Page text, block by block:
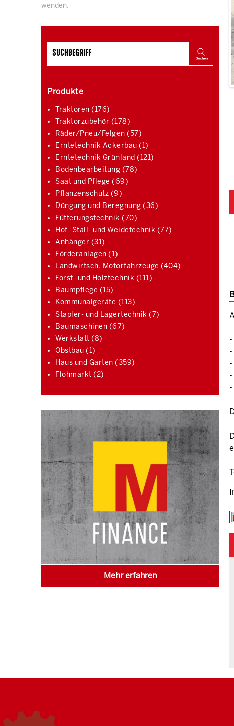
wenden.
Produkte
Traktoren (176)
Traktorzubehör (178)
Räder/Pneu/Felgen (57)
Erntetechnik Ackerbau (1)
Erntetechnik Grünland (121)
Bodenbearbeitung (78)
Saat und Pflege (69)
Pflanzenschutz (9)
Düngung und Beregnung (36)
Fütterungstechnik (70)
Hof- Stall- und Weidetechnik (77)
Anhänger (31)
Förderanlagen (1)
Landwirtsch. Motorfahrzeuge (404)
Forst- und Holztechnik (111)
Baumpflege (15)
Kommunalgeräte (113)
Stapler- und Lagertechnik (7)
Baumaschinen (67)
Werkstatt (8)
Obstbau (1)
Haus und Garten (359)
Flohmarkt (2)
Mehr erfahren
-
-
-
-
-